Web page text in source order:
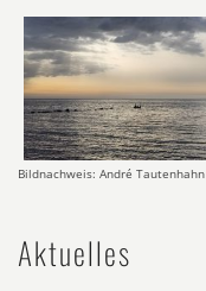
Bildnachweis: André Tautenhahn
Aktuelles